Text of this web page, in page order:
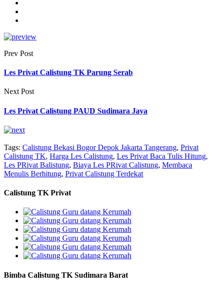
Prev Post
Les Privat Calistung TK Parung Serab
Next Post
Les Privat Calistung PAUD Sudimara Jaya
Tags: Calistung Bekasi Bogor Depok Jakarta Tangerang, Privat
Calistung TK, Harga Les Calistung, Les Privat Baca Tulis Hitung,
Les PRivat Balistung, Biaya Les PRivat Calistung, Membaca
Menulis Berhitung, Privat Calistung Terdekat
Calistung TK Privat
Bimba Calistung TK Sudimara Barat